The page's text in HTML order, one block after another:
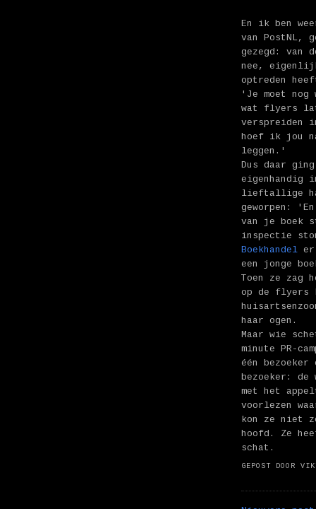
En ik ben
van PostNL,
gezegd: van
nee,
optreden
'Je moet
wat flyers
verspreiden
hoef ik jou
leggen.'
Dus daar
eigenhandig
lieftallige
geworpen:
van je boek
inspectie
Boekhandel er
een jonge
Toen ze
op de flyers
haar ogen.
Maar wie
minute PR-
één
bezoeker: de
met het
voorlezen
kon ze niet
hoofd. Ze
schat.
GEPOST DOOR